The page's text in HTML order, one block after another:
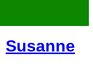
Susanne